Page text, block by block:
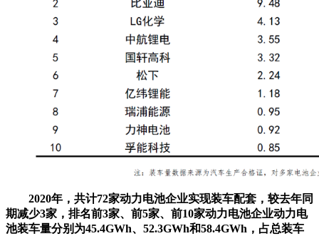
2020年，共计72家动力电池企业实现装车配套，较去年同
期减少3家，排名前3家、前5家、前10家动力电池企业动力电
池装车量分别为45.4GWh、52.3GWh和58.4GWh，占总装车